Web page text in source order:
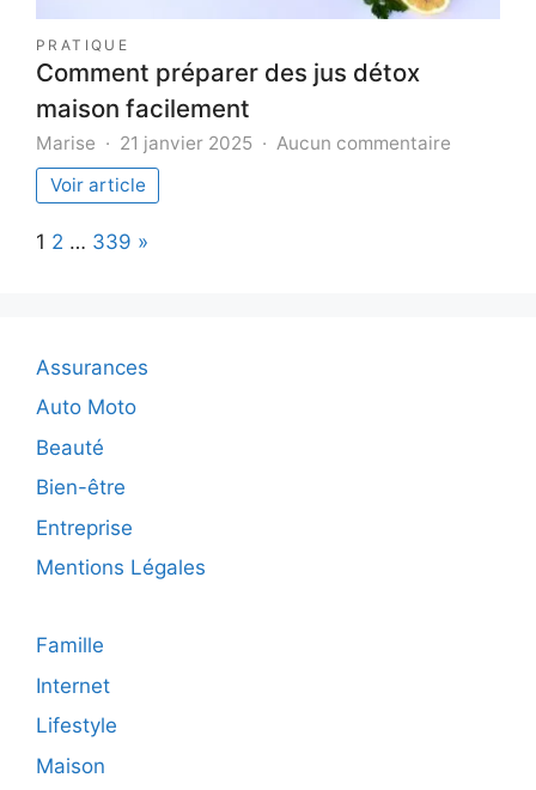
PRATIQUE
Comment préparer des jus détox
maison facilement
Marise 21 janvier 2025 Aucun commentaire
Voir article
Page:
1 2 … 339 Next
»
Assurances
Auto Moto
Beauté
Bien-être
Entreprise
Mentions Légales
Famille
Internet
Lifestyle
Maison